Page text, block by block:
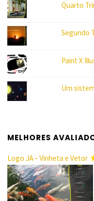
Quarto
Segundo
Paint X
Um
MELHORES
Logo JA – Vinheta e Vetor